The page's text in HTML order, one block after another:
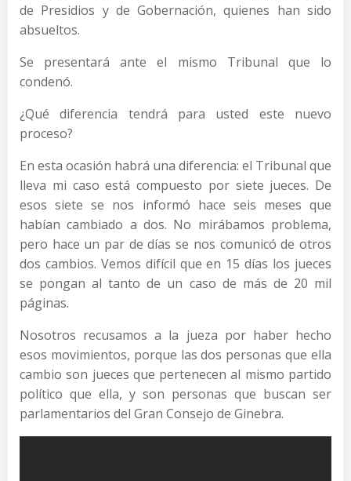
de Presidios y de Gobernación, quienes han sido
absueltos.
Se presentará ante el mismo Tribunal que lo
condenó.
¿Qué diferencia tendrá para usted este nuevo
proceso?
En esta ocasión habrá una diferencia: el Tribunal que
lleva mi caso está compuesto por siete jueces. De
esos siete se nos informó hace seis meses que
habían cambiado a dos. No mirábamos problema,
pero hace un par de días se nos comunicó de otros
dos cambios. Vemos difícil que en 15 días los jueces
se pongan al tanto de un caso de más de 20 mil
páginas.
Nosotros recusamos a la jueza por haber hecho
esos movimientos, porque las dos personas que ella
cambio son jueces que pertenecen al mismo partido
político que ella, y son personas que buscan ser
parlamentarios del Gran Consejo de Ginebra.